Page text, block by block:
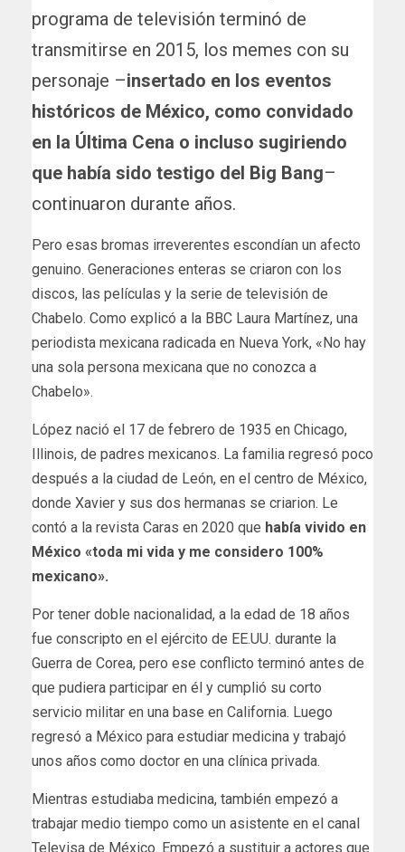
programa de televisión terminó de
transmitirse en 2015, los memes con su
personaje –insertado en los eventos
históricos de México, como convidado
en la Última Cena o incluso sugiriendo
que había sido testigo del Big Bang–
continuaron durante años.
Pero esas bromas irreverentes escondían un afecto
genuino. Generaciones enteras se criaron con los
discos, las películas y la serie de televisión de
Chabelo. Como explicó a la BBC Laura Martínez, una
periodista mexicana radicada en Nueva York, «No hay
una sola persona mexicana que no conozca a
Chabelo».
López nació el 17 de febrero de 1935 en Chicago,
Illinois, de padres mexicanos. La familia regresó poco
después a la ciudad de León, en el centro de México,
donde Xavier y sus dos hermanas se criarion. Le
contó a la revista Caras en 2020 que había vivido en
México «toda mi vida y me considero 100%
mexicano».
Por tener doble nacionalidad, a la edad de 18 años
fue conscripto en el ejército de EE.UU. durante la
Guerra de Corea, pero ese conflicto terminó antes de
que pudiera participar en él y cumplió su corto
servicio militar en una base en California. Luego
regresó a México para estudiar medicina y trabajó
unos años como doctor en una clínica privada.
Mientras estudiaba medicina, también empezó a
trabajar medio tiempo como un asistente en el canal
Televisa de México. Empezó a sustituir a actores que